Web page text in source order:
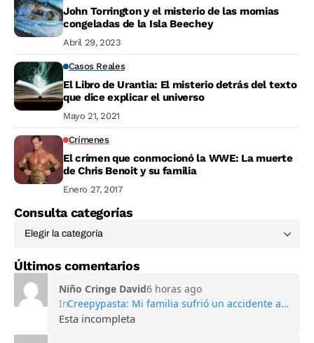
John Torrington y el misterio de las momias
congeladas de la Isla Beechey
Abril 29, 2023
Casos Reales
El Libro de Urantia: El misterio detrás del texto
que dice explicar el universo
Mayo 21, 2021
Crímenes
El crímen que conmocionó la WWE: La muerte
de Chris Benoit y su familia
Enero 27, 2017
Consulta categorías
Últimos comentarios
Niño Cringe David6 horas ago
In
Creepypasta: Mi familia sufrió un accidente automovilístico mortal
Esta incompleta